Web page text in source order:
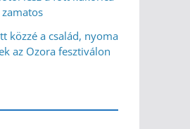
közzé a család, nyoma
az Ozora fesztiválon